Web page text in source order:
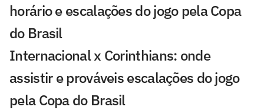
horário e escalações do jogo pela Copa
do Brasil
Internacional x Corinthians: onde
assistir e prováveis escalações do jogo
pela Copa do Brasil